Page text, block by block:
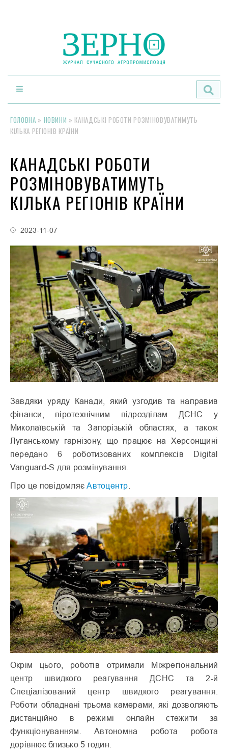
ГОЛОВНА » НОВИНИ » КАНАДСЬКІ РОБОТИ РОЗМІНОВУВАТИМУТЬ
КІЛЬКА РЕГІОНІВ КРАЇНИ
КАНАДСЬКІ РОБОТИ
РОЗМІНОВУВАТИМУТЬ
КІЛЬКА РЕГІОНІВ КРАЇНИ
2023-11-07
Завдяки уряду Канади, який узгодив та направив
фінанси, піротехнічним підрозділам ДСНС у
Миколаївській та Запорізькій областях, а також
Луганському гарнізону, що працює на Херсонщині
передано 6 роботизованих комплексів Digital
Vanguard-S для розмінування.
Про це повідомляєАвтоцентр
Окрім цього, роботів отримали Міжрегіональний
центр швидкого реагування ДСНС та 2-й
Спеціалізований центр швидкого реагування.
Роботи обладнані трьома камерами, які дозволяють
дистанційно в режимі онлайн стежити за
функціонуванням. Автономна робота робота
дорівнює близько 5 годин.